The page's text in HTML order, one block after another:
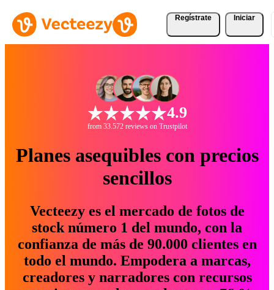
Regístrate Iniciar
4.9
from 33.572 reviews on Trustpilot
Planes asequibles con precios
sencillos
Vecteezy es el mercado de fotos de
stock número 1 del mundo, con la
confianza de más de 90.000 clientes en
todo el mundo. Empodera a marcas,
creadores y narradores con recursos